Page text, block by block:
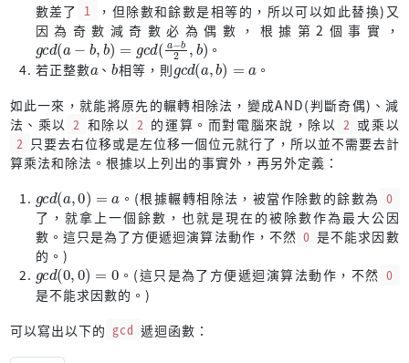
if n_sqrt >= a {
for i in (5 ..a).step_by (6) {
if n % i ==
continue
'outer
            }
for p in result.iter(). copied() {
if p > n_sqrt {
                }
if n % p == 0 {
                }
            }
for i in ( 5..=n_sqrt).
數差了 1
，但除數和餘數是相等的，所以可以如此替換)又
因為奇數減奇數必為偶數，根據第2個事實，
gc d( a− b,b)=gc d(a−b2 ,
b)
。
若正整數a、b相等，則gcd( a b
a
。
如此一來，就能將原先的輾轉相除法，變成AND(判斷奇偶)、減
法、乘以 2 和除以 2 的運算。而對電腦來說，除以 2 或乘以
2 只要去右位移或是左位移一個位元就行了，所以並不需要去計
算乘法和除法。根據以上列出的事實外，再另外定義：
d 0 。(根據輾轉相除法，被當作除數的餘數為 0
了，就拿上一個餘數，也就是現在的被除數作為最大公因
數。這只是為了方便遞迴演算法動作，不然 0 是不能求因數
的。)
gc d( 0 。(這只是為了方便遞迴演算法動作，不然 0
是不能求因數的。)
可以寫出以下的 gcd 遞迴函數：